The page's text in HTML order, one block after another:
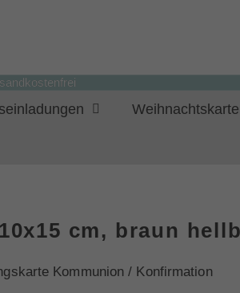
cm, braun
Kommunion / Konfirmation